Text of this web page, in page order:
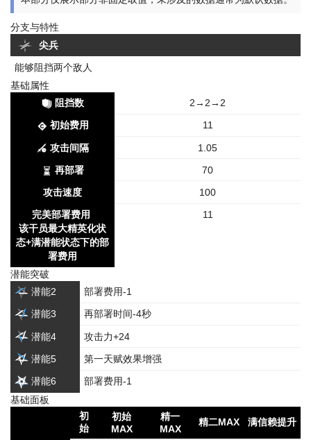
分支与特性
尖兵
能够阻挡两个敌人
基础属性
阻挡数
2→2→2
初始费用 11
攻击间隔 1.05
再部署 70
攻击速度 100
完美部署费用
该干员最大精英化状
态+满潜能状态下的部
署费用
11
潜能突破
潜能2
部署费用-1
潜能3 再部署时间-4秒
潜能4 攻击力+24
潜能5 第一天赋效果增强
潜能6
部署费用-1
基础面板
初
始
初始
MAX
精一
MAX
精二MAX 满信赖提升